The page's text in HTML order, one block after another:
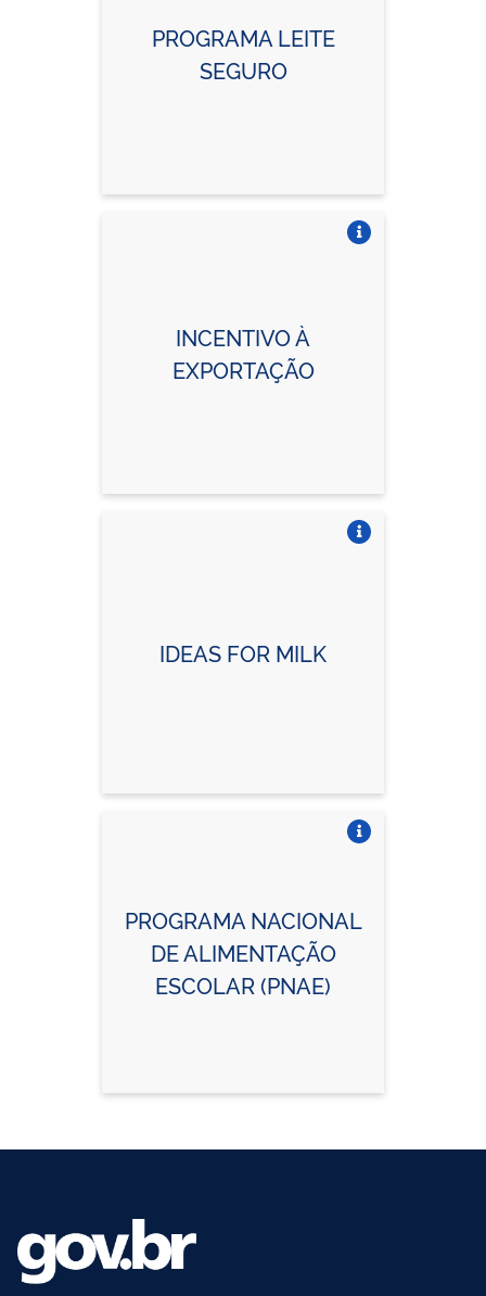
PROGRAMA LEITE
SEGURO
INCENTIVO À
EXPORTAÇÃO
IDEAS FOR MILK
PROGRAMA NACIONAL
DE ALIMENTAÇÃO
ESCOLAR (PNAE)